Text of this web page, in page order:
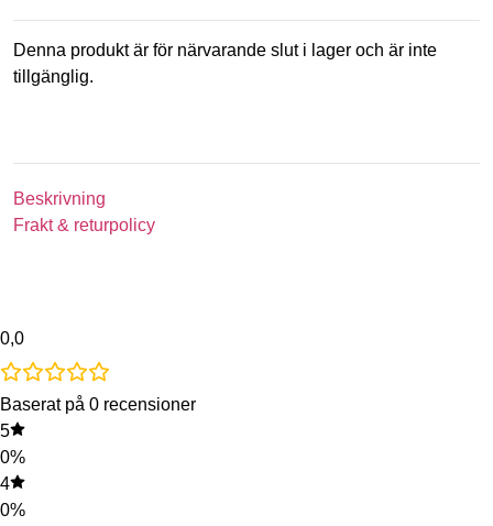
Denna produkt är för närvarande slut i lager och är inte
tillgänglig.
Beskrivning
Frakt & returpolicy
0,0
Baserat på 0 recensioner
5
0%
4
0%